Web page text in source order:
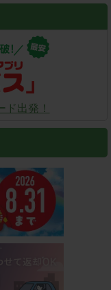
出発！